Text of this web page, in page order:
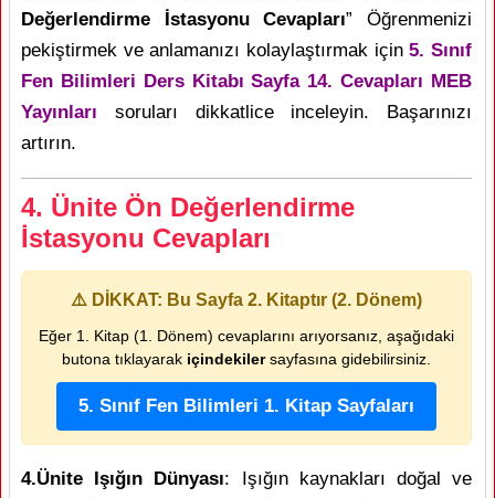
Değerlendirme İstasyonu Cevapları” Öğrenmenizi
pekiştirmek ve anlamanızı kolaylaştırmak için5. Sınıf
Fen Bilimleri Ders Kitabı Sayfa 14. Cevapları MEB
Yayınları soruları dikkatlice inceleyin. Başarınızı
artırın.
4. Ünite Ön Değerlendirme
İstasyonu Cevapları
⚠️ DİKKAT: Bu Sayfa 2. Kitaptır (2. Dönem)
Eğer 1. Kitap (1. Dönem) cevaplarını arıyorsanız, aşağıdaki
butona tıklayarak içindekilersayfasına gidebilirsiniz.
5. Sınıf Fen Bilimleri 1. Kitap Sayfaları
4.Ünite Işığın Dünyası: Işığın kaynakları doğal ve